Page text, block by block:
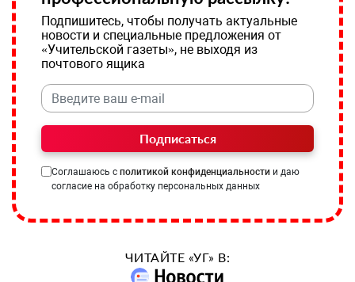
Подпишитесь, чтобы получать актуальные
новости и специальные предложения от
«Учительской газеты», не выходя из
почтового ящика
Подписаться
Соглашаюсь с политикой конфиденциальности и даю
согласие на обработку персональных данных
ЧИТАЙТЕ «УГ» В: